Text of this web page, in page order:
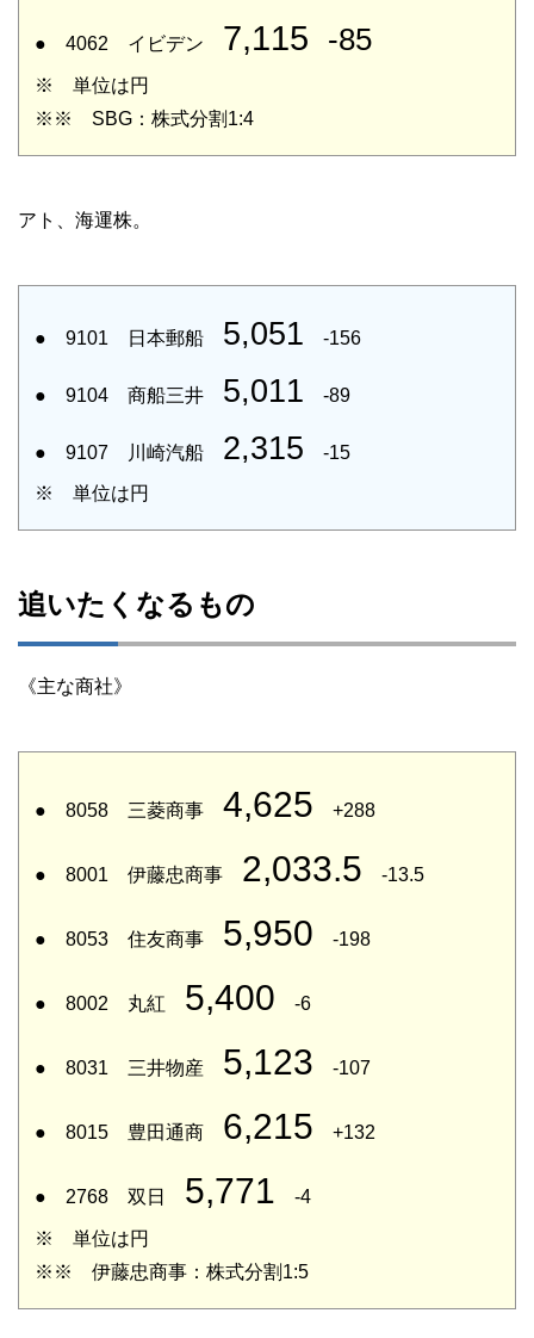
● 4062 イビデン 7,115 -85
※ 単位は円
※※ SBG：株式分割1:4
アト、海運株。
● 9101 日本郵船 5,051 -156
● 9104 商船三井 5,011 -89
● 9107 川崎汽船 2,315 -15
※ 単位は円
追いたくなるもの
《主な商社》
● 8058 三菱商事 4,625 +288
● 8001 伊藤忠商事 2,033.5 -13.5
● 8053 住友商事 5,950 -198
● 8002 丸紅 5,400 -6
● 8031 三井物産 5,123 -107
● 8015 豊田通商 6,215 +132
● 2768 双日 5,771 -4
※ 単位は円
※※ 伊藤忠商事：株式分割1:5